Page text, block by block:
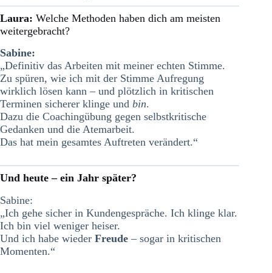
Laura: Welche Methoden haben dich am meisten
weitergebracht?
Sabine:
„Definitiv das Arbeiten mit meiner echten Stimme.
Zu spüren, wie ich mit der Stimme Aufregung
wirklich lösen kann – und plötzlich in kritischen
Terminen sicherer klinge und bin.
Dazu die Coachingübung gegen selbstkritische
Gedanken und die Atemarbeit.
Das hat mein gesamtes Auftreten verändert.“
Und heute – ein Jahr später?
Sabine:
„Ich gehe sicher in Kundengespräche. Ich klinge klar.
Ich bin viel weniger heiser.
Und ich habe wieder Freude – sogar in kritischen
Momenten.“